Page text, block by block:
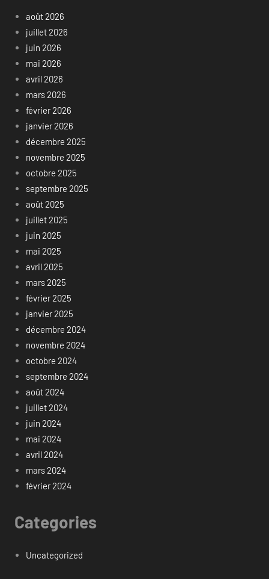
août 2026
juillet 2026
juin 2026
mai 2026
avril 2026
mars 2026
février 2026
janvier 2026
décembre 2025
novembre 2025
octobre 2025
septembre 2025
août 2025
juillet 2025
juin 2025
mai 2025
avril 2025
mars 2025
février 2025
janvier 2025
décembre 2024
novembre 2024
octobre 2024
septembre 2024
août 2024
juillet 2024
juin 2024
mai 2024
avril 2024
mars 2024
février 2024
Categories
Uncategorized